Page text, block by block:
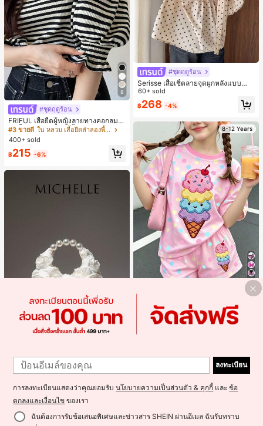
8
#ชุดฤดูร้อน
FRIFUL เสื้อยืดผู้หญิงลายทางคอกลมแ
ขนสั้นปลายแขนพับ เสื้อยืดกราฟิกฤดูร้
อน
#3 ขายดี
ใน หลวม เสื้อยืดลำลองพื้นฐาน
400+ sold
฿215 -6%
กระเป๋าถือมุกดอกไม้สำหรับผู้หญิง, เหม
าะสำหรับชุดราตรี, ชุดบอล, เครื่องประ
ดับงานแต่งงาน, กระเป๋าสตางค์สุภาพส
ตรีหรูหรา, ของขวัญสำหรับผู้หญิง (ลาย
สุ่ม)
#1 ขายดี
100+ sold
249
#ชุดฤดูร้อน
Serisse เสื้อเชิ้ตลายจุดผูกหลังแบบลำล
องสำหรับฤดูร้อน
60+ sold
฿268 -4%
8-12 Years
23
ชุดเด็กผู้หญิงวัยรุ่น ลายไอศกรีมฤดูร้อน
แบบมินิมอลน่ารัก ลายจุดสีสันสดใส สไ
ตล์ครีมหวาน สไตล์วันหยุด ชุด 2 ชิ้น แ
ขนสั้นและกางเกงขาสั้น เหมาะสำหรับฤ
#1 ขายดี
149
1
ลงทะเบียน
การลงทะเบียนแสดงว่าคุณยอมรับนโยบายความเป็นส่วนตัว & คุกกี้ และข้อ
ตกลงและเงื่อนไข ของเรา
ฉันต้องการรับข้อเสนอพิเศษและข่าวสาร SHEIN ผ่านอีเมล ฉันรับทราบ